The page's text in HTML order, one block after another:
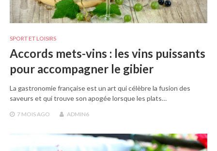
SPORT ET LOISIRS
Accords mets-vins : les vins puissants
pour accompagner le gibier
La gastronomie française est un art qui célèbre la fusion des
saveurs et qui trouve son apogée lorsque les plats…
7 MOISAGO ADMIN6